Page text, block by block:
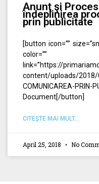
Anunţ şi
îndeplinirea
prin publicitate
[button icon=””
color=””
link=”https://
content/uploads/2018/
COMUNICAREA-PRIN-
Document[/button]
CITEŞTE MAI MULT...
April 25, 2018 No